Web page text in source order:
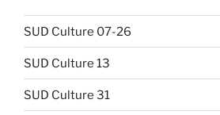
SUD Culture 07-26
SUD Culture 13
SUD Culture 31